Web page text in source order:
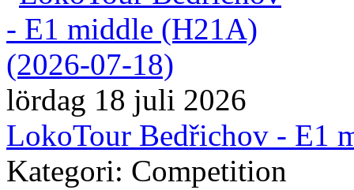
lördag 18 juli 2026
LokoTour Bedřichov - E1
Kategori: Competition